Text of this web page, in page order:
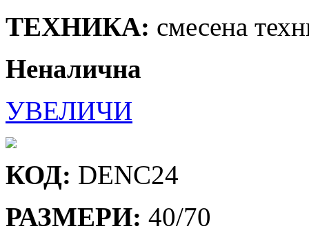
ТЕХНИКА: смесена
Неналична
УВЕЛИЧИ
КОД: DENC24
РАЗМЕРИ: 40/70